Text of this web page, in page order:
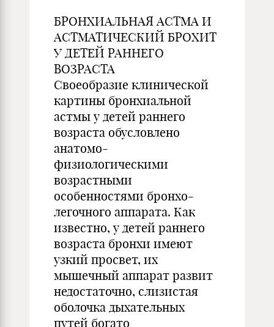
БРОНХИАЛЬНАЯ АСТМА И
АСТМАТИЧЕСКИЙ БРОХИТ
У ДЕТЕЙ РАННЕГО
ВОЗРАСТА
Своеобразие клинической
картины бронхиальной
астмы у детей раннего
возраста обусловлено
анатомо-
физиологическими
возрастными
особенностями бронхо-
легочного аппарата. Как
известно, у детей раннего
возраста бронхи имеют
узкий просвет, их
мышечный аппарат развит
недостаточно, слизистая
оболочка дыхательных
путей богато